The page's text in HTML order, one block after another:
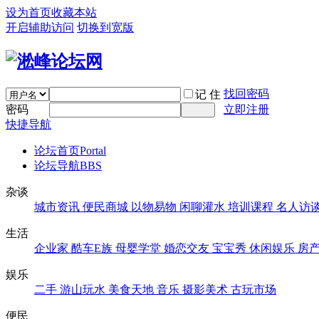
设为首页收藏本站
开启辅助访问 切换到宽版
记 住 找回密码
密码
立即注册
快捷导航
论坛首页Portal
论坛导航BBS
杂谈
城市资讯 便民商城 以物易物 闲聊灌水 培训课程 名人访
生活
企业家 酷车E族 母婴学堂 婚恋交友 宝宝秀 休闲娱乐 房
娱乐
二手 游山玩水 美食天地 音乐 摄影美术 古玩市场
便民